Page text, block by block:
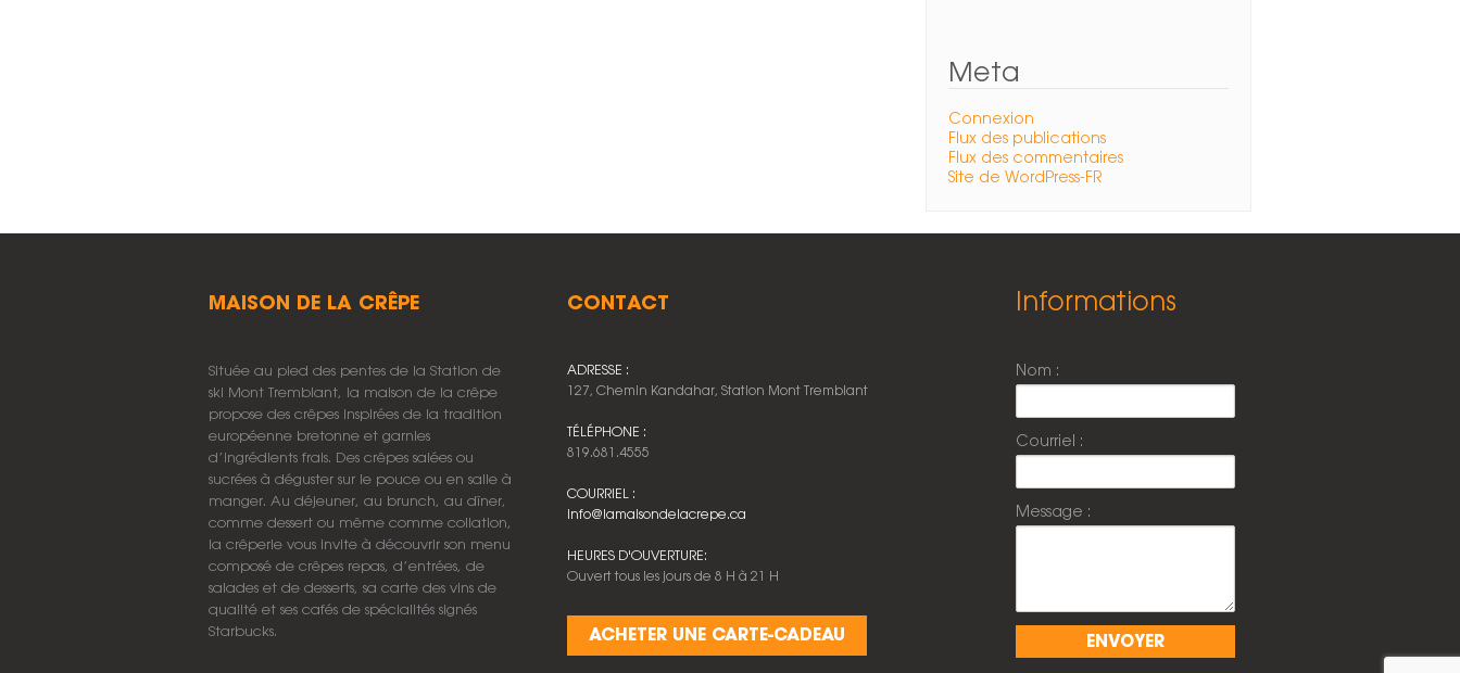
Meta
Connexion
Flux des publications
Flux des commentaires
Site de WordPress-FR
MAISON DE LA CRÊPE
Située au pied des pentes de la Station de
ski Mont Tremblant, la maison de la crêpe
propose des crêpes inspirées de la tradition
européenne bretonne et garnies
d’ingrédients frais. Des crêpes salées ou
sucrées à déguster sur le pouce ou en salle à
manger. Au déjeuner, au brunch, au dîner,
comme dessert ou même comme collation,
la crêperie vous invite à découvrir son menu
composé de crêpes repas, d’entrées, de
salades et de desserts, sa carte des vins de
qualité et ses cafés de spécialités signés
Starbucks.
CONTACT
ADRESSE :
127, Chemin Kandahar, Station Mont Tremblant
TÉLÉPHONE :
819.681.4555
COURRIEL :
info@lamaisondelacrepe.ca
HEURES D'OUVERTURE:
Ouvert tous les jours de 8 H à 21 H
ACHETER UNE CARTE-CADEAU
Informations
Nom :
Courriel :
Message :